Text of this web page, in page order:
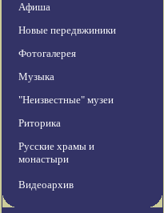
Афиша
Новые передвжиники
Фотогалерея
Музыка
"Неизвестные" музеи
Риторика
Русские храмы и
монастыри
Видеоархив